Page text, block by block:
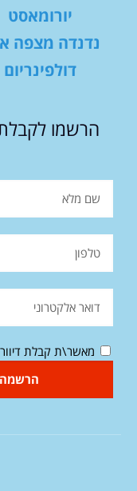
יורומאסט
נדנדה מצפה
דולפינריום
הרשמו לקבלת
מאשר\ת קבלת דיוור
הרשמה